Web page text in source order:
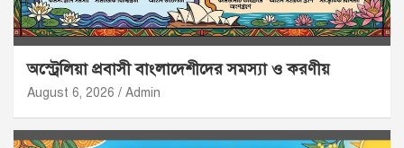
অস্ট্রেলিয়া প্রবাসী বাংলাদেশীদের সমস্যা ও করণীয়
August 6, 2026 Admin